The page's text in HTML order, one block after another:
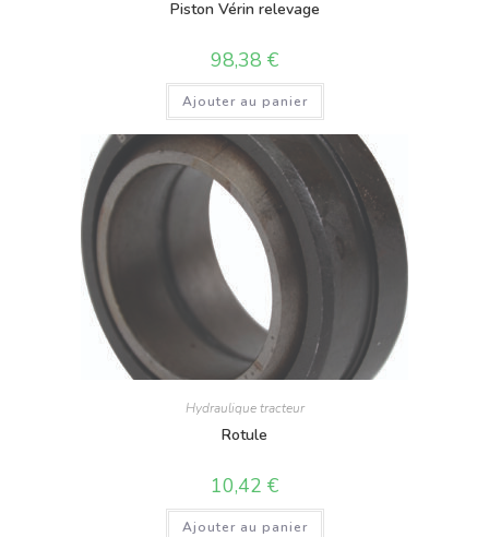
Piston Vérin relevage
98,38 €
Ajouter au panier
Hydraulique tracteur
Rotule
10,42 €
Ajouter au panier